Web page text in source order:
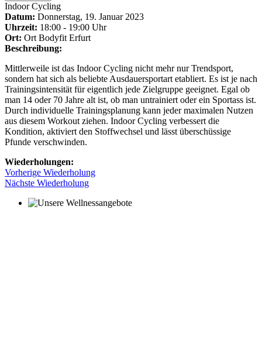
Indoor Cycling
Datum: Donnerstag, 19. Januar 2023
Uhrzeit: 18:00 - 19:00 Uhr
Ort: Ort Bodyfit Erfurt
Beschreibung:
Mittlerweile ist das Indoor Cycling nicht mehr nur Trendsport,
sondern hat sich als beliebte Ausdauersportart etabliert. Es ist je nach
Trainingsintensität für eigentlich jede Zielgruppe geeignet. Egal ob
man 14 oder 70 Jahre alt ist, ob man untrainiert oder ein Sportass ist.
Durch individuelle Trainingsplanung kann jeder maximalen Nutzen
aus diesem Workout ziehen. Indoor Cycling verbessert die
Kondition, aktiviert den Stoffwechsel und lässt überschüssige
Pfunde verschwinden.
Wiederholungen:
Vorherige Wiederholung
Nächste Wiederholung